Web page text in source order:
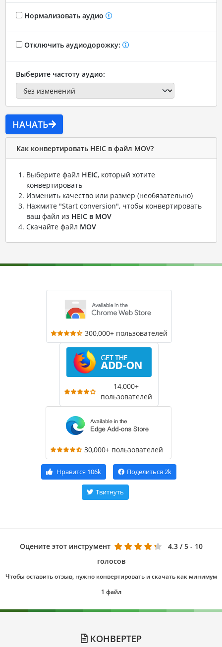
Нормализовать аудио
Отключить аудиодорожку:
Выберите частоту аудио:
НАЧАТЬ
Как конвертировать HEIC в файл MOV?
Выберите файл HEIC, который хотите
конвертировать
Изменить качество или размер (необязательно)
Нажмите "Start conversion", чтобы конвертировать
ваш файл из HEIC в MOV
Скачайте файл MOV
300,000+ пользователей
14,000+
пользователей
30,000+ пользователей
Нравится 106k Поделиться 2k
Твитнуть
Оцените этот инструмент 4.3 / 5 - 10
голосов
Чтобы оставить отзыв, нужно конвертировать и скачать как минимум
1 файл
КОНВЕРТЕР